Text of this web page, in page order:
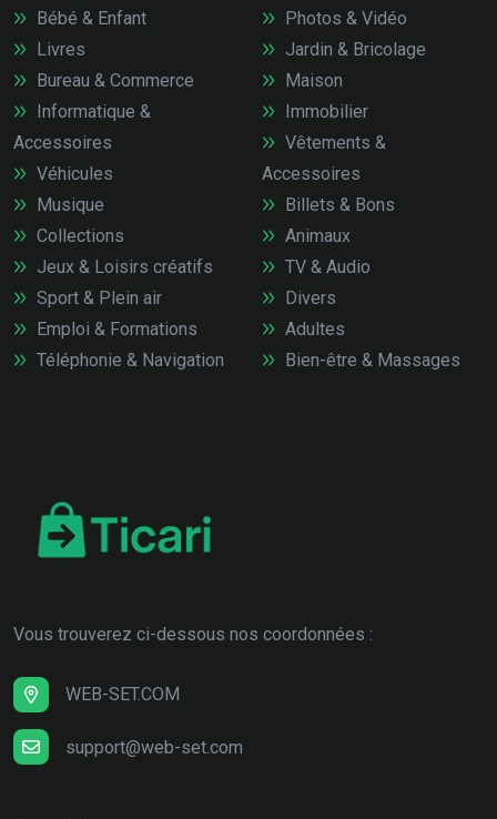
Bébé & Enfant
Livres
Bureau & Commerce
Informatique &
Accessoires
Véhicules
Photos & Vidéo
Jardin & Bricolage
Maison
Immobilier
Vêtements &
Accessoires
Musique
Collections
Jeux & Loisirs créatifs
Sport & Plein air
Emploi & Formations
Téléphonie & Navigation
Billets & Bons
Animaux
TV & Audio
Divers
Adultes
Bien-être & Massages
Vous trouverez ci-dessous nos coordonnées :
WEB-SET.COM
support@web-set.com